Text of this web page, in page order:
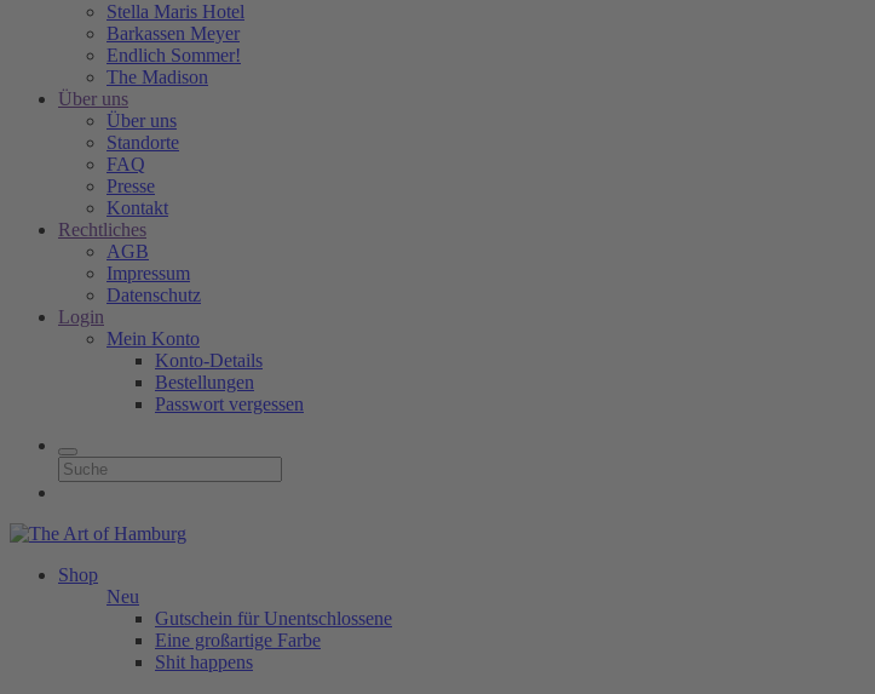
Stella Maris Hotel
Barkassen Meyer
Endlich Sommer!
The Madison
Über uns
Über uns
Standorte
FAQ
Presse
Kontakt
Rechtliches
AGB
Impressum
Datenschutz
Login
Mein Konto
Konto-Details
Bestellungen
Passwort vergessen
Shop
Neu
Gutschein für Unentschlossene
Eine großartige Farbe
Shit happens